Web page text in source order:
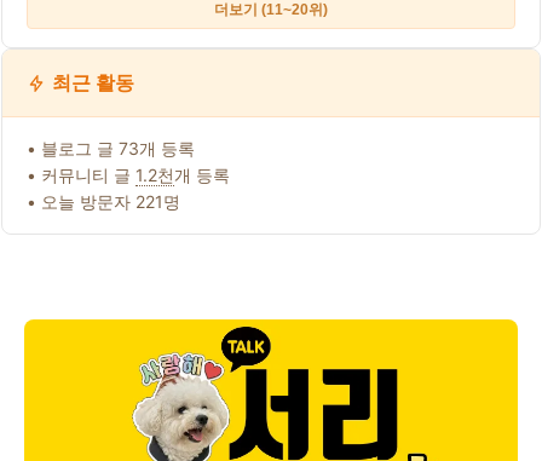
더보기 (11~20위)
최근 활동
• 블로그 글 73개 등록
• 커뮤니티 글 1.2천개 등록
• 오늘 방문자 221명